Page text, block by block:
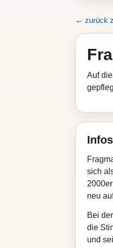
← zurück
Auf
sich
neu
Bei
die
und